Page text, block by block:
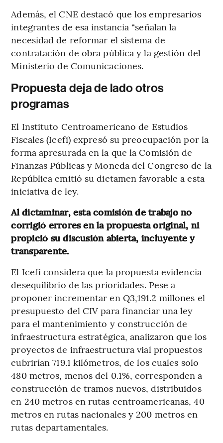
Además, el CNE destacó que los empresarios
integrantes de esa instancia “señalan la
necesidad de reformar el sistema de
contratación de obra pública y la gestión del
Ministerio de Comunicaciones.
Propuesta deja de lado otros
programas
El Instituto Centroamericano de Estudios
Fiscales (Icefi) expresó su preocupación por la
forma apresurada en la que la Comisión de
Finanzas Públicas y Moneda del Congreso de la
República emitió su dictamen favorable a esta
iniciativa de ley.
Al dictaminar, esta comisión de trabajo no
corrigió errores en la propuesta original, ni
propició su discusión abierta, incluyente y
transparente.
El Icefi considera que la propuesta evidencia
desequilibrio de las prioridades. Pese a
proponer incrementar en Q3,191.2 millones el
presupuesto del CIV para financiar una ley
para el mantenimiento y construcción de
infraestructura estratégica, analizaron que los
proyectos de infraestructura vial propuestos
cubrirían 719.1 kilómetros, de los cuales solo
480 metros, menos del 0.1%, corresponden a
construcción de tramos nuevos, distribuidos
en 240 metros en rutas centroamericanas, 40
metros en rutas nacionales y 200 metros en
rutas departamentales.